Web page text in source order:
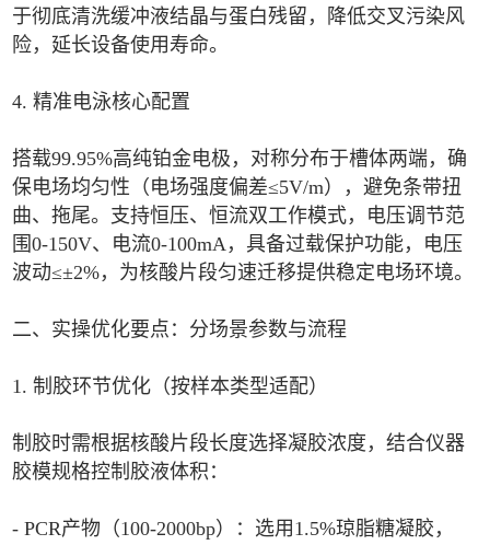
于彻底清洗缓冲液结晶与蛋白残留，降低交叉污染风
险，延长设备使用寿命。
4. 精准电泳核心配置
搭载99.95%高纯铂金电极，对称分布于槽体两端，确
保电场均匀性（电场强度偏差≤5V/m），避免条带扭
曲、拖尾。支持恒压、恒流双工作模式，电压调节范
围0-150V、电流0-100mA，具备过载保护功能，电压
波动≤±2%，为核酸片段匀速迁移提供稳定电场环境。
二、实操优化要点：分场景参数与流程
1. 制胶环节优化（按样本类型适配）
制胶时需根据核酸片段长度选择凝胶浓度，结合仪器
胶模规格控制胶液体积：
- PCR产物（100-2000bp）：选用1.5%琼脂糖凝胶，